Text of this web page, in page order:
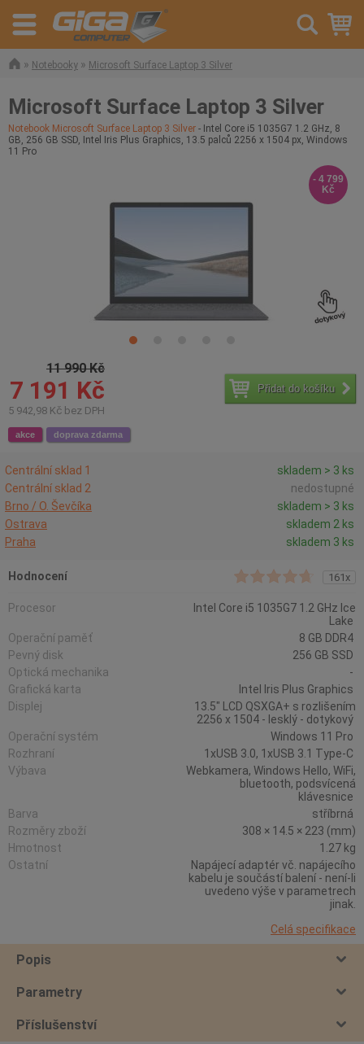
» Notebooky » Microsoft Surface Laptop 3 Silver
Microsoft Surface Laptop 3 Silver
Notebook Microsoft Surface Laptop 3 Silver - Intel Core i5 1035G7 1.2 GHz, 8
GB, 256 GB SSD, Intel Iris Plus Graphics, 13.5 palců 2256 x 1504 px, Windows
11 Pro
11 990 Kč
7 191 Kč
5 942,98 Kč bez DPH
Přidat do košíku
akce doprava zdarma
- 4 799
Kč
Centrální sklad 1
skladem > 3 ks
Centrální sklad 2
nedostupné
Brno / O. Ševčíka
skladem > 3 ks
Ostrava
skladem 2 ks
Praha
skladem 3 ks
Hodnocení 161x
Procesor
Intel Core i5 1035G7 1.2 GHz Ice
Lake
Operační paměť
8 GB DDR4
Pevný disk
256 GB SSD
Optická mechanika
-
Grafická karta
Intel Iris Plus Graphics
Displej
13.5" LCD QSXGA+ s rozlišením
2256 x 1504 - lesklý - dotykový
Operační systém
Windows 11 Pro
Rozhraní
1xUSB 3.0, 1xUSB 3.1 Type-C
Výbava
Webkamera, Windows Hello, WiFi,
bluetooth, podsvícená
klávesnice
Barva
stříbrná
Rozměry zboží
308 × 14.5 × 223 (mm)
Hmotnost
1.27 kg
Ostatní
Napájecí adaptér vč. napájecího
kabelu je součástí balení - není-li
uvedeno výše v parametrech
jinak.
Celá specifikace
Popis
Parametry
Příslušenství